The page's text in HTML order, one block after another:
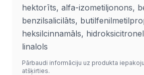
hektorīts, alfa-izometiljonons,
benzilsalicilāts,
heksilcinnamāls,
linalols
Pārbaudi informāciju uz produkta
atšķirties.